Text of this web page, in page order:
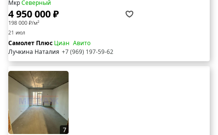
МкрСеверный
4 950 000 ₽
198 000 ₽/м²
21 июл
Самолет Плюс Циан Авито
Лучкина Наталия +7 (969) 197-59-62
7